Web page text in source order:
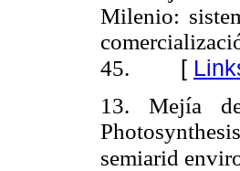
Milenio:
45. [
13. Mejía
semiarid